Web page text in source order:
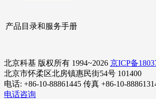
产品目录和服务手册
北京科基 版权所有 1994~2026 京ICP备
北京市怀柔区北房镇惠民街54号 101400
电话: +86-10-88861445 传真 +86-10-
电话咨询